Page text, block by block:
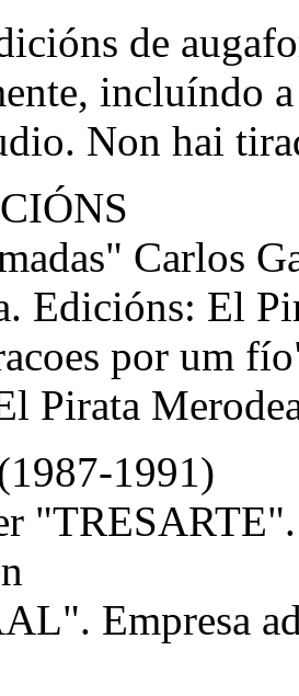
de
incluíndo
Non hai
Carlos
Edicións: El
por um
Pirata
1991)
Empresa